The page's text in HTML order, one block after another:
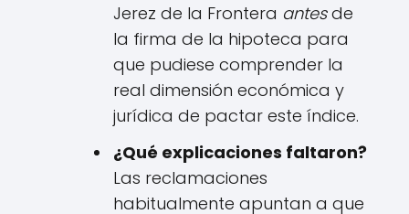
Jerez de la Frontera antesde
la firma de la hipoteca para
que pudiese comprender la
real dimensión económica y
jurídica de pactar este índice.
¿Qué explicaciones faltaron?
Las reclamaciones
habitualmente apuntan a que